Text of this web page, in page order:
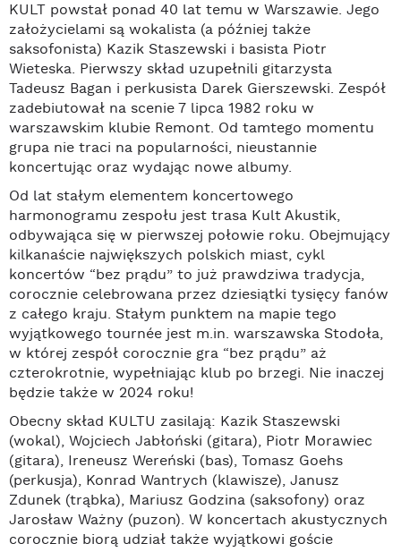
KULT powstał ponad 40 lat temu w Warszawie. Jego
założycielami są wokalista (a później także
saksofonista) Kazik Staszewski i basista Piotr
Wieteska. Pierwszy skład uzupełnili gitarzysta
Tadeusz Bagan i perkusista Darek Gierszewski. Zespół
zadebiutował na scenie 7 lipca 1982 roku w
warszawskim klubie Remont. Od tamtego momentu
grupa nie traci na popularności, nieustannie
koncertując oraz wydając nowe albumy.
Od lat stałym elementem koncertowego
harmonogramu zespołu jest trasa Kult Akustik,
odbywająca się w pierwszej połowie roku. Obejmujący
kilkanaście największych polskich miast, cykl
koncertów “bez prądu” to już prawdziwa tradycja,
corocznie celebrowana przez dziesiątki tysięcy fanów
z całego kraju. Stałym punktem na mapie tego
wyjątkowego tournée jest m.in. warszawska Stodoła,
w której zespół corocznie gra “bez prądu” aż
czterokrotnie, wypełniając klub po brzegi. Nie inaczej
będzie także w 2024 roku!
Obecny skład KULTU zasilają: Kazik Staszewski
(wokal), Wojciech Jabłoński (gitara), Piotr Morawiec
(gitara), Ireneusz Wereński (bas), Tomasz Goehs
(perkusja), Konrad Wantrych (klawisze), Janusz
Zdunek (trąbka), Mariusz Godzina (saksofony) oraz
Jarosław Ważny (puzon). W koncertach akustycznych
corocznie biorą udział także wyjątkowi goście